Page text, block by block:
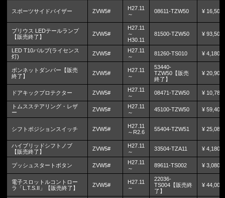
スポーツサイドバイザー ZVW5#
H27.11
～
08611-TZW50 ¥ 16,500
プリウス LEDテールランプ
【販売終了】
ZVW5#
H27.11
～
H30.11
81500-TZW50 ¥ 93,500
LED T10バルブ(ライセンス
灯)
ZVW5#
H27.11
～
81260-TS010 ¥ 4,180
ボンネットダンパー【販売
終了】
ZVW5#
H27.11
～
53440-
TZW50【販売
終了】
¥ 20,900
ドアキックプロテクター ZVW5#
H27.11
～
08471-TZW50 ¥ 10,780
トムスステアリング・レザ
ー
ZVW5#
H27.11
～
45100-TZW50 ¥ 59,400
シフトポジションスイッチ ZVW5#
H27.11
～R2.6
55404-TZW51 ¥ 25,080
ハイブリッドシフトノブ
【販売終了】
ZVW5#
H27.11
～
33504-TZA11 ¥ 4,180
プッシュスタートボタン ZVW5#
H27.11
～
89611-TS002 ¥ 3,080
電子スロットルコントロー
ラ「L.T.S.II」【販売終了】
ZVW5#
H27.11
～
22036-
TS004【販売終
了】
¥ 44,000